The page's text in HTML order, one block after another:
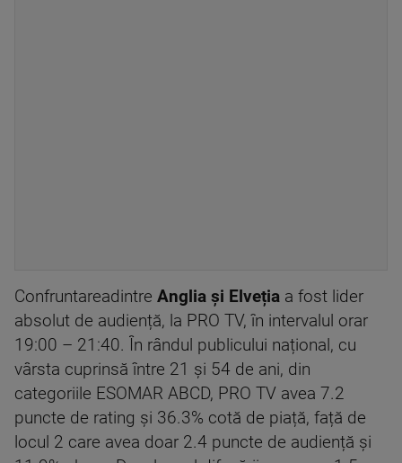
Confruntareadintre Anglia și Elveția a fost lider
absolut de audiență, la PRO TV, în intervalul orar
19:00 – 21:40. În rândul publicului național, cu
vârsta cuprinsă între 21 și 54 de ani, din
categoriile ESOMAR ABCD, PRO TV avea 7.2
puncte de rating și 36.3% cotă de piață, față de
locul 2 care avea doar 2.4 puncte de audiență și